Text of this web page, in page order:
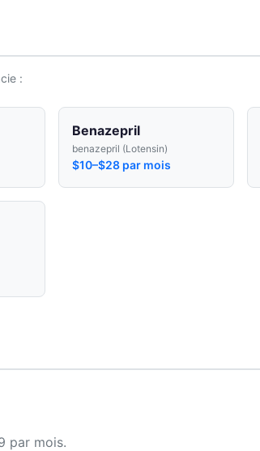
:
Benazepril
benazepril (Lotensin)
$10–$28 par mois
par mois.